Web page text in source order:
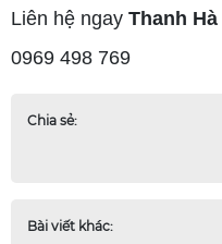
Liên hệ ngay Thanh Hà
0969 498 769
Chia sẻ:
Bài viết khác: